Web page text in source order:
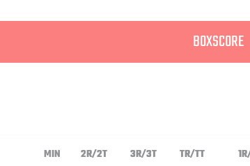
BOXSCORE
MIN 2R/2T 3R/3T TR/TT